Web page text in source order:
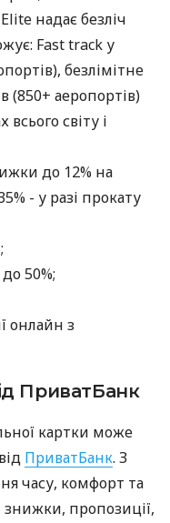
надає безліч
Fast track у
безлімітне
(850+ аеропортів)
всього світу і
до 12% на
- у разі прокату
50%;
онлайн з
ПриватБанк
картки може
ПриватБанк. З
часу, комфорт та
пропозиції,